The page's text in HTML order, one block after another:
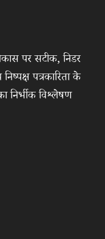
पर सटीक, निडर
पत्रकारिता के
निर्भीक विश्लेषण